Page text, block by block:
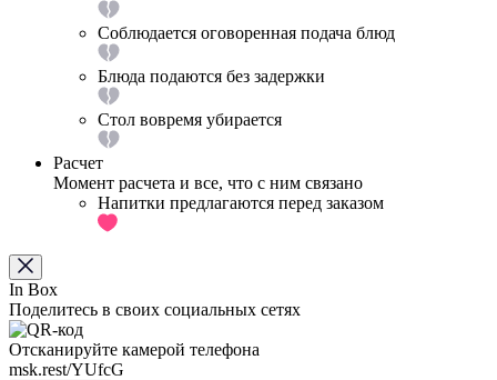
Соблюдается оговоренная подача блюд
Блюда подаются без задержки
Стол вовремя убирается
Расчет
Момент расчета и все, что с ним связано
Напитки предлагаются перед заказом
In Box
Поделитесь в своих социальных сетях
Отсканируйте камерой телефона
msk.rest/YUfcG